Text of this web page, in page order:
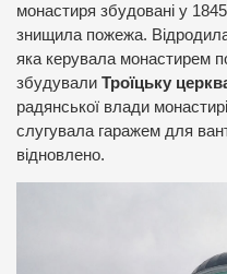
монастиря збудовані у
знищила пожежа.
яка керувала монастирем
збудували Троїцьку
радянської влади
слугувала гаражем для
відновлено.